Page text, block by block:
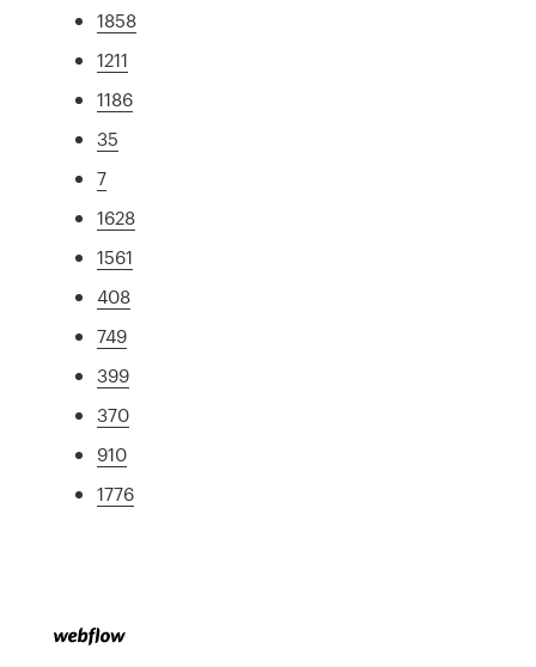
1858
1211
1186
35
7
1628
1561
408
749
399
370
910
1776